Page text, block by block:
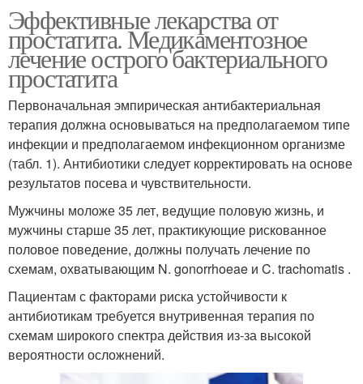
Эффективные лекарства от
простатита. Медикаментозное
лечение острого бактериального
простатита
Первоначальная эмпирическая антибактериальная
терапия должна основываться на предполагаемом типе
инфекции и предполагаемом инфекционном организме
(табл. 1). Антибиотики следует корректировать на основе
результатов посева и чувствительности.
Мужчины моложе 35 лет, ведущие половую жизнь, и
мужчины старше 35 лет, практикующие рискованное
половое поведение, должны получать лечение по
схемам, охватывающим N. gonorrhoeae и C. trachomatis .
Пациентам с факторами риска устойчивости к
антибиотикам требуется внутривенная терапия по
схемам широкого спектра действия из-за высокой
вероятности осложнений.